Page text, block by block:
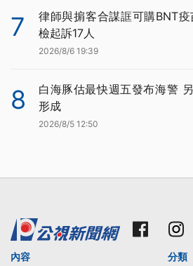
7
律師與掮客合謀誆可購BNT疫
檢起訴17人
2026/8/6 19:39
8
白海豚估最快週五發布海警
形成
2026/8/5 12:50
內容
分類